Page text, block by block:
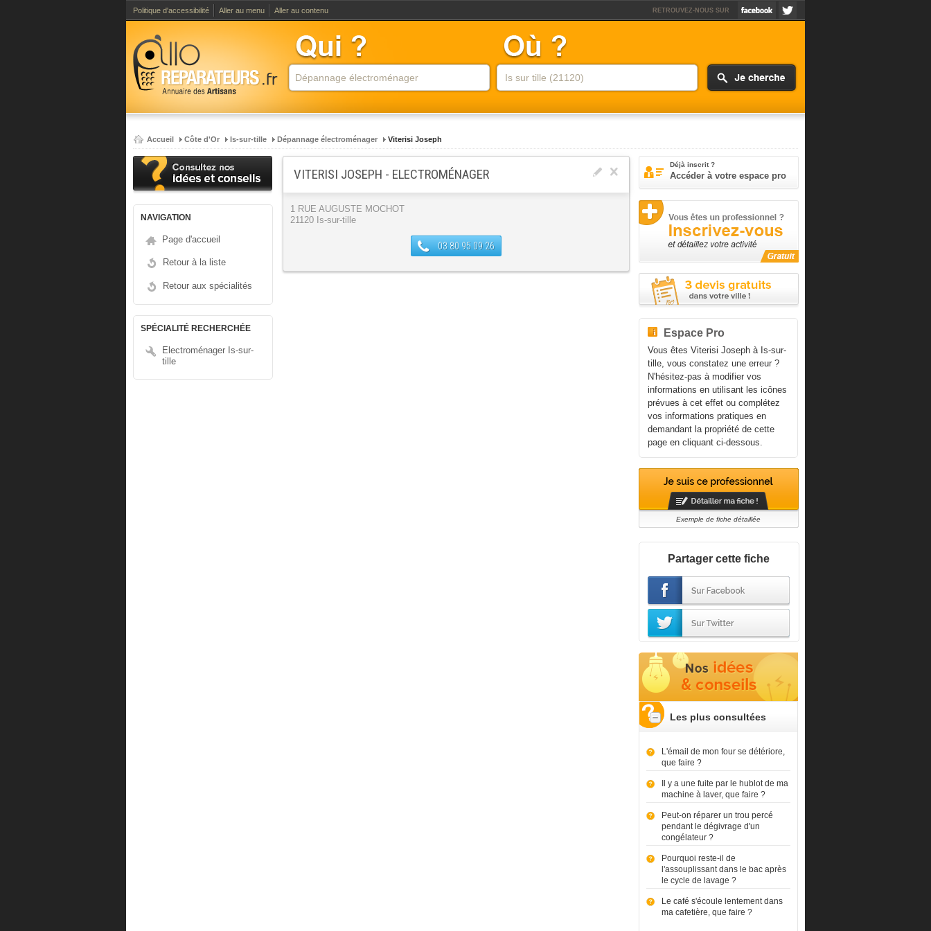
Politique d'accessibilité Aller au menu Aller au contenu RETROUVEZ-NOUS SUR
Accueil Côte d'Or Is-sur-tille Dépannage électroménager Viterisi Joseph
NAVIGATION
Page d'accueil
Retour à la liste
Retour aux spécialités
SPÉCIALITÉ RECHERCHÉE
Electroménager Is-sur-
tille
VITERISI JOSEPH - ELECTROMÉNAGER
1 RUE AUGUSTE MOCHOT
21120 Is-sur-tille
03 80 95 09 26
Déjà inscrit ?
Accéder à votre espace pro
Espace Pro
Vous êtes Viterisi Joseph à Is-sur-
tille, vous constatez une erreur ?
N'hésitez-pas à modifier vos
informations en utilisant les icônes
prévues à cet effet ou complétez
vos informations pratiques en
demandant la propriété de cette
page en cliquant ci-dessous.
Exemple de fiche détaillée
Partager cette fiche
Les plus consultées
L'émail de mon four se détériore,
que faire ?
Il y a une fuite par le hublot de ma
machine à laver, que faire ?
Peut-on réparer un trou percé
pendant le dégivrage d'un
congélateur ?
Pourquoi reste-il de
l'assouplissant dans le bac après
le cycle de lavage ?
Le café s'écoule lentement dans
ma cafetière, que faire ?